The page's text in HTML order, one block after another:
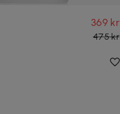
369 kr
475 kr